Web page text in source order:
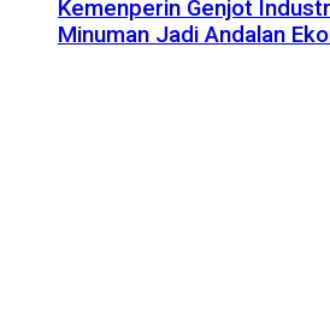
Kemenperin Genjot
Minuman Jadi Andalan